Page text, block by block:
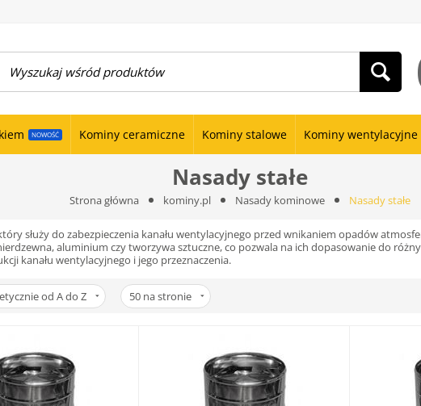
NOWOŚĆ Kominy ceramiczne Kominy stalowe Kominy wentylacyjne
Nasady stałe
Strona główna kominy.pl Nasady kominowe Nasady stałe
służy do zabezpieczenia kanału wentylacyjnego przed wnikaniem opadów
aluminium czy tworzywa sztuczne, co pozwala na ich dopasowanie do
kanału wentylacyjnego i jego przeznaczenia.
od A do Z 50 na stronie